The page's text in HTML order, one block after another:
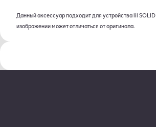
Данный аксессуар подходит для устройства lil
изображении может отличаться от оригинала.